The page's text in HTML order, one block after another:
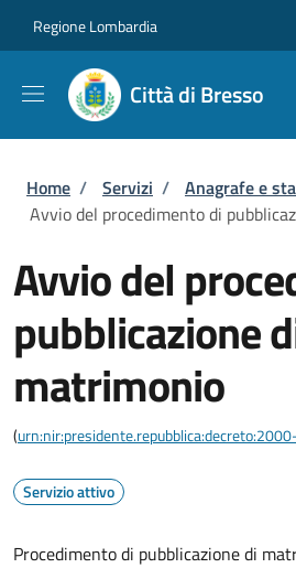
Regione Lombardia
Città di Bresso
Briciole di pane
Home / Servizi / Anagrafe e
Avvio del procedimento di
Avvio del
pubblicazione
matrimonio
(
Servizio attivo
Procedimento di pubblicazione di